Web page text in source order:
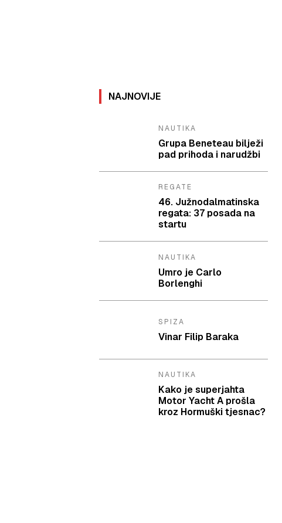
NAJNOVIJE
NAUTIKA
Grupa Beneteau bilježi
pad prihoda i narudžbi
REGATE
46. Južnodalmatinska
regata: 37 posada na
startu
NAUTIKA
Umro je Carlo
Borlenghi
SPIZA
Vinar Filip Baraka
NAUTIKA
Kako je superjahta
Motor Yacht A prošla
kroz Hormuški tjesnac?